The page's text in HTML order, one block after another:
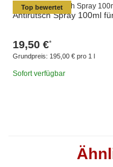
Top bewertet
Antirutsch Spray 100ml
19,50 €*
Grundpreis: 195,00 € pro 1 l
Sofort verfügbar